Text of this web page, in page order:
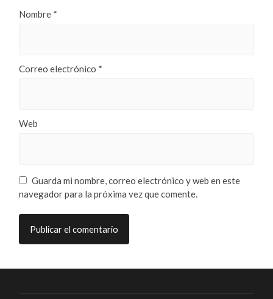
Nombre *
Correo electrónico *
Web
Guarda mi nombre, correo electrónico y web en este
navegador para la próxima vez que comente.